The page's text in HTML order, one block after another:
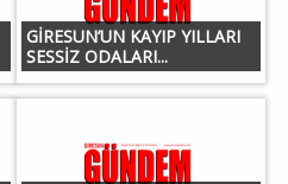
GİRESUN’UN KAYIP YILLARI
SESSİZ ODALARI...